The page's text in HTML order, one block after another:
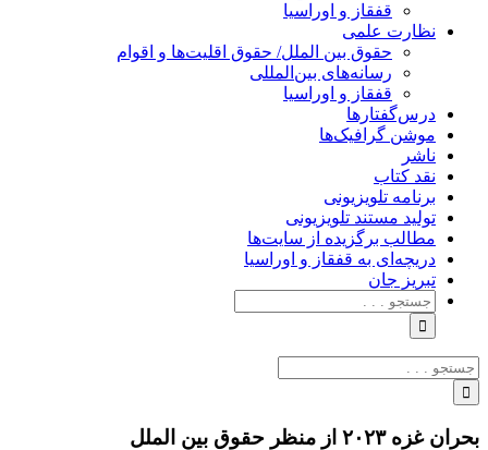
قفقاز و اوراسیا
نظارت علمی
حقوق بین الملل/ حقوق اقلیت‌ها و اقوام
رسانه‌های بین‌المللی
قفقاز و اوراسیا
درس‌گفتارها
موشن گرافیک‌ها
ناشر
نقد کتاب
برنامه‌ تلویزیونی
تولید مستند تلویزیونی
مطالب برگزیده از سایت‌ها
دریچه‌ای به قفقاز و اوراسیا
تبریزِ جان
جستجو
برای:
جستجو
برای:
بحران غزه ۲۰۲۳ از منظر حقوق بین الملل